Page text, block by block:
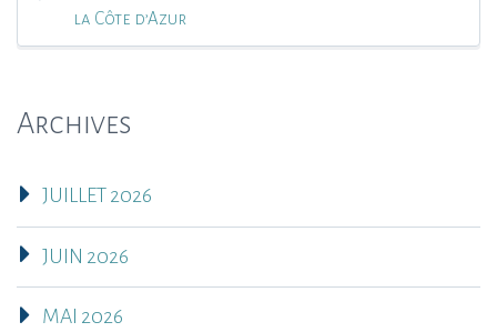
la Côte d’Azur
Archives
JUILLET 2026
JUIN 2026
MAI 2026